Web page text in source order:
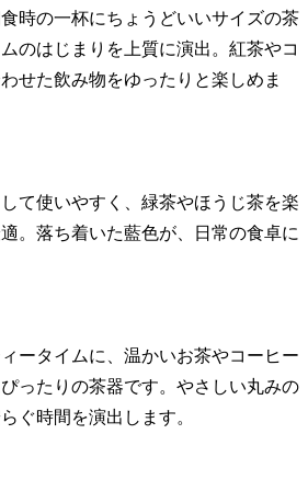
時の一杯にちょうどいいサイズの茶
のはじまりを上質に演出。紅茶やコ
せた飲み物をゆったりと楽しめま
て使いやすく、緑茶やほうじ茶を楽
。落ち着いた藍色が、日常の食卓に
ータイムに、温かいお茶やコーヒー
ったりの茶器です。やさしい丸みの
ぐ時間を演出します。